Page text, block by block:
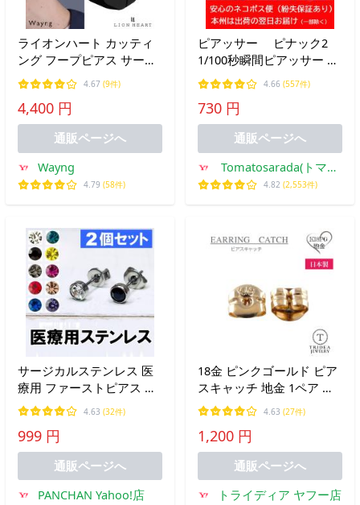
ライオンハート カッティ
ング フープピアス サージ
カルステンレス 金属アレ
ルギー対応 ダークブラッ
ク 片耳用 1点売り メンズ
ブランド
4.67 (9件)
4,400 円
通販ページへ
Wayng
4.79 (58件)
ピアッサー ピナック2
1/100秒瞬間ピアッサー 医
療用サージカルステンレス
18G（本州エリア出荷後
翌日お届けネコポス便送料
無料）男性メンズにも（片
4.66 (557件)
730 円
通販ページへ
Tomatosarada(トマト
サラダ)
4.82 (2,553件)
サージカルステンレス 医
療用 ファーストピアス セ
カンドピアス メンズ レデ
ィース 3mm 4mm 5mm
4.63 (32件)
999 円
通販ページへ
PANCHAN Yahoo!店
18金 ピンクゴールド ピア
スキャッチ 地金 1ペア ゴ
ールド K18PG 日本製 小さ
め 送料無料 18k 刻印あり
爆買
4.63 (27件)
1,200 円
通販ページへ
トライディア ヤフー店